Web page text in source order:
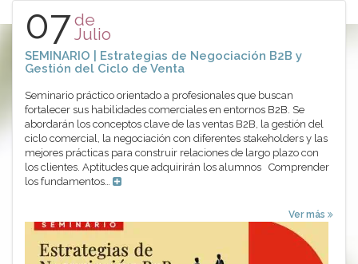
07de
Julio
SEMINARIO | Estrategias de Negociación B2B y
Gestión del Ciclo de Venta
Seminario práctico orientado a profesionales que buscan
fortalecer sus habilidades comerciales en entornos B2B. Se
abordarán los conceptos clave de las ventas B2B, la gestión del
ciclo comercial, la negociación con diferentes stakeholders y las
mejores prácticas para construir relaciones de largo plazo con
los clientes. Aptitudes que adquirirán los alumnos Comprender
los fundamentos…
Ver más